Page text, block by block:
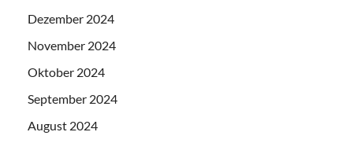
Dezember 2024
November 2024
Oktober 2024
September 2024
August 2024